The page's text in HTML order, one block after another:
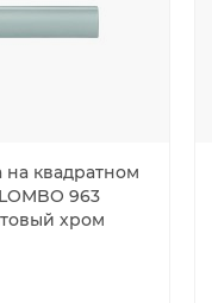
квадратном
963
хром